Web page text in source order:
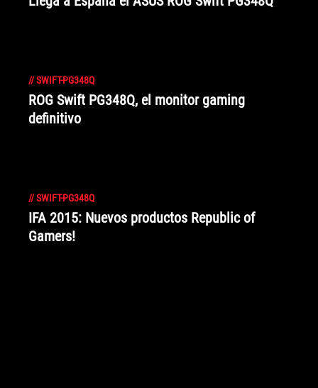
//SWIFT-PG348Q
ROG Swift PG348Q, el monitor gaming
definitivo
//SWIFT-PG348Q
IFA 2015: Nuevos productos Republic of
Gamers!